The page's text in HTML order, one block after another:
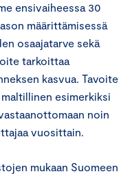
ensivaiheessa 30
määrittämisessä
osaajatarve sekä
tarkoittaa
kasvua. Tavoite
esimerkiksi
noin
vuosittain.
mukaan Suomeen